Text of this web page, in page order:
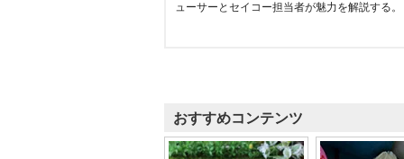
ューサーとセイコー担当者が魅力を解説する。
おすすめコンテンツ